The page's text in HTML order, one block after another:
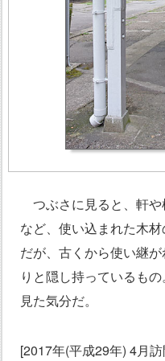
つぶさに見ると、軒
など、使い込まれた木
だが、古くから使い継
りと隠し持っているも
見た気分だ。
[2017年(平成29年) 4月